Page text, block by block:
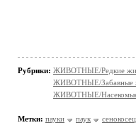
Рубрики: ЖИВОТНЫЕ/Редкие
ЖИВОТНЫЕ/Забавные
ЖИВОТНЫЕ/
Метки: пауки паук сенокосец